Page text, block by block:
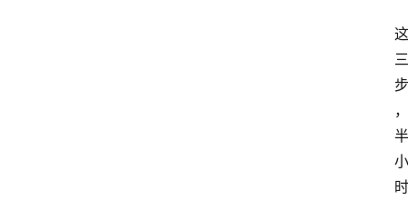
这
三
步
，
半
小
时